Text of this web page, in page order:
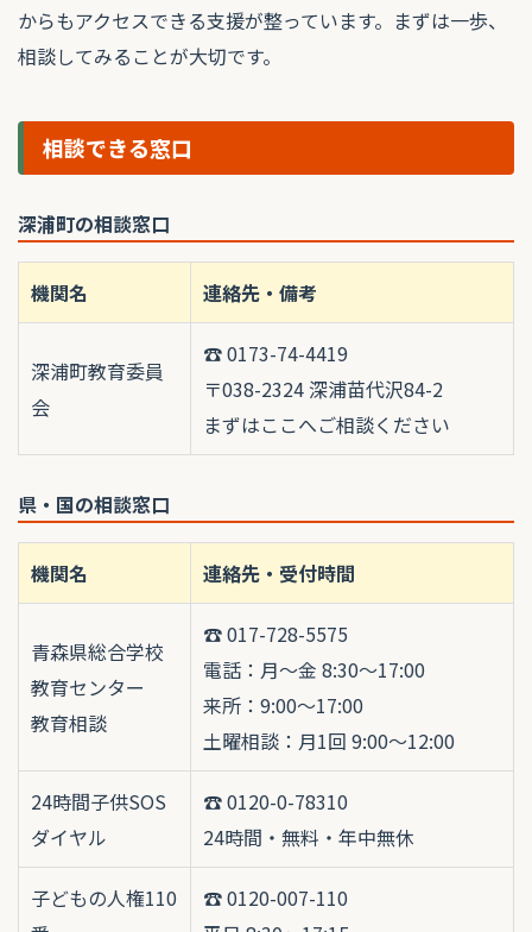
からもアクセスできる支援が整っています。まずは一歩、
相談してみることが大切です。
相談できる窓口
深浦町の相談窓口
機関名 連絡先・備考
深浦町教育委員
会
☎ 0173-74-4419
〒038-2324 深浦苗代沢84-2
まずはここへご相談ください
県・国の相談窓口
機関名 連絡先・受付時間
青森県総合学校
教育センター
教育相談
☎ 017-728-5575
電話：月〜金 8:30〜17:00
来所：9:00〜17:00
土曜相談：月1回 9:00〜12:00
24時間子供SOS
ダイヤル
☎ 0120-0-78310
24時間・無料・年中無休
子どもの人権110
☎ 0120-007-110